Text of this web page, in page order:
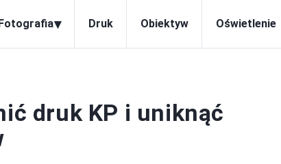
▾ Druk Obiektyw Oświetlenie
druk KP i uniknąć